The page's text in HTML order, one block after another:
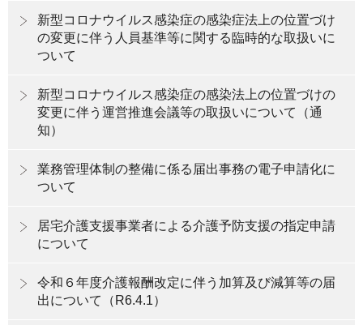
新型コロナウイルス感染症の感染症法上の位置づけ
の変更に伴う人員基準等に関する臨時的な取扱いに
ついて
新型コロナウイルス感染症の感染法上の位置づけの
変更に伴う運営推進会議等の取扱いについて（通
知）
業務管理体制の整備に係る届出事務の電子申請化に
ついて
居宅介護支援事業者による介護予防支援の指定申請
について
令和６年度介護報酬改定に伴う加算及び減算等の届
出について（R6.4.1）